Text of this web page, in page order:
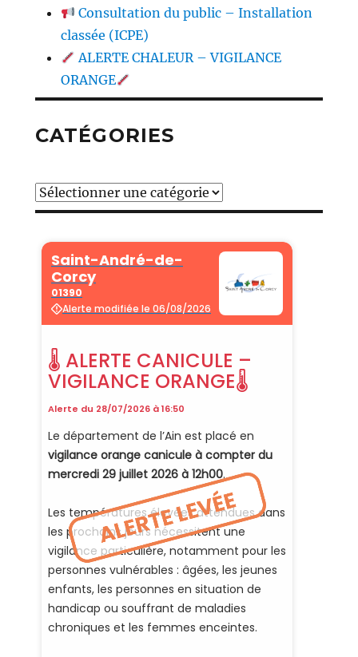
Consultation du public – Installation
classée (ICPE)
ALERTE CHALEUR – VIGILANCE
ORANGE
CATÉGORIES
Catégories